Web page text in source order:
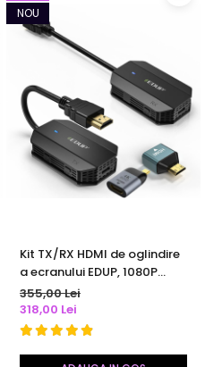
NOU
Kit TX/RX HDMI de oglindire
a ecranului EDUP, 1080P
60Hz, Wireless 30 m,
frecventa 5 GHz, Plug and
Play, pentru streaming
camera foto, telefon catre
355,00 Lei
318,00 Lei